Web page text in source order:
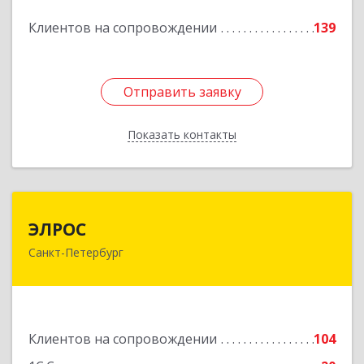
Клиентов на сопровождении 139
Отправить заявку
Показать контакты
Подробнее
Отправить заявку
Назад
ЭЛРОС
Санкт-Петербург
Клиентов на сопровождении
104
191024, Санкт-Петербург г, Тележная ул, дом №